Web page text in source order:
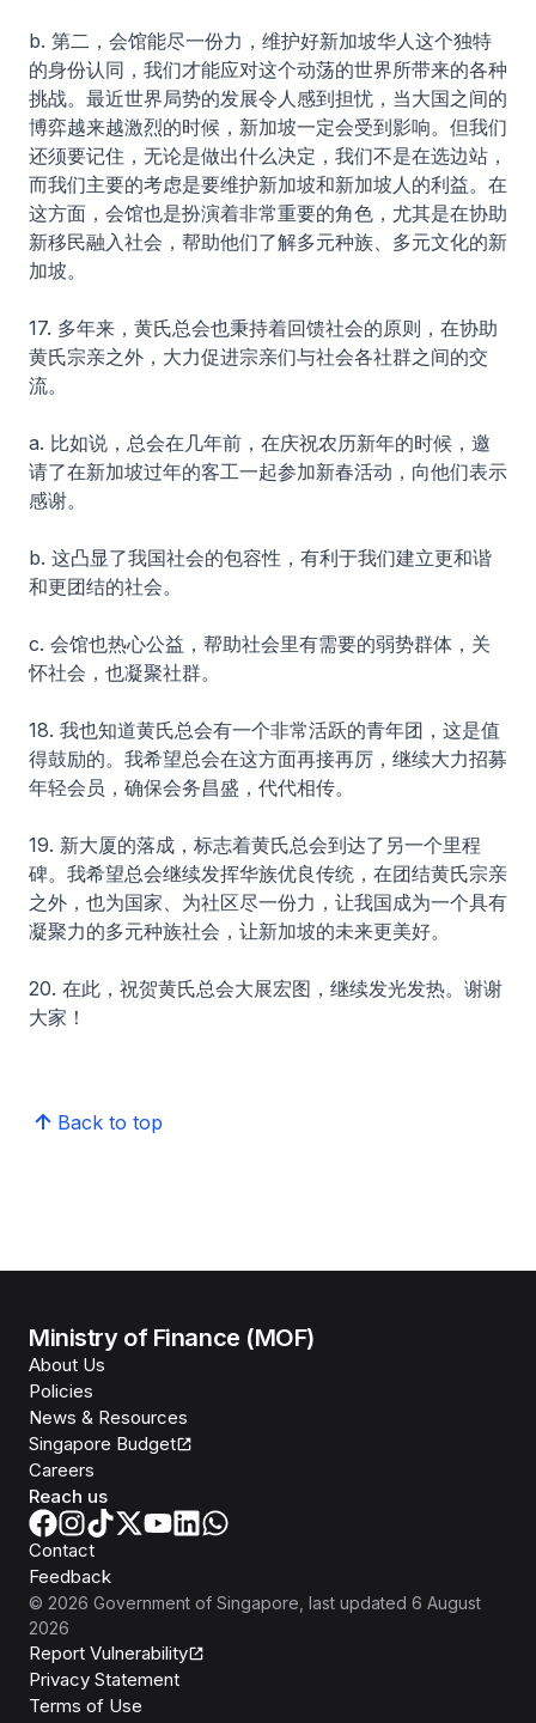
b. 第二，会馆能尽一份力，维护好新加坡华人这个独特
的身份认同，我们才能应对这个动荡的世界所带来的各种
挑战。最近世界局势的发展令人感到担忧，当大国之间的
博弈越来越激烈的时候，新加坡一定会受到影响。但我们
还须要记住，无论是做出什么决定，我们不是在选边站，
而我们主要的考虑是要维护新加坡和新加坡人的利益。在
这方面，会馆也是扮演着非常重要的角色，尤其是在协助
新移民融入社会，帮助他们了解多元种族、多元文化的新
加坡。
17. 多年来，黄氏总会也秉持着回馈社会的原则，在协助
黄氏宗亲之外，大力促进宗亲们与社会各社群之间的交
流。
a. 比如说，总会在几年前，在庆祝农历新年的时候，邀
请了在新加坡过年的客工一起参加新春活动，向他们表示
感谢。
b. 这凸显了我国社会的包容性，有利于我们建立更和谐
和更团结的社会。
c. 会馆也热心公益，帮助社会里有需要的弱势群体，关
怀社会，也凝聚社群。
18. 我也知道黄氏总会有一个非常活跃的青年团，这是值
得鼓励的。我希望总会在这方面再接再厉，继续大力招募
年轻会员，确保会务昌盛，代代相传。
19. 新大厦的落成，标志着黄氏总会到达了另一个里程
碑。我希望总会继续发挥华族优良传统，在团结黄氏宗亲
之外，也为国家、为社区尽一份力，让我国成为一个具有
凝聚力的多元种族社会，让新加坡的未来更美好。
20. 在此，祝贺黄氏总会大展宏图，继续发光发热。谢谢
大家！
Back to top
Ministry of Finance (MOF)
About Us
Policies
News & Resources
Singapore Budget
Careers
Reach us
Contact
Feedback
© 2026 Government of Singapore , last updated 6 August
2026
Report Vulnerability
Privacy Statement
Terms of Use